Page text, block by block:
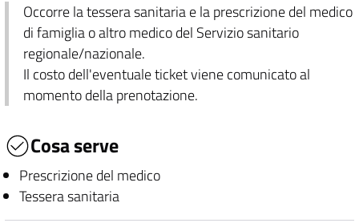
Occorre la tessera sanitaria e la prescrizione del medico
di famiglia o altro medico del Servizio sanitario
regionale/nazionale.
Il costo dell'eventuale ticket viene comunicato al
momento della prenotazione.
Cosa serve
Prescrizione del medico
Tessera sanitaria